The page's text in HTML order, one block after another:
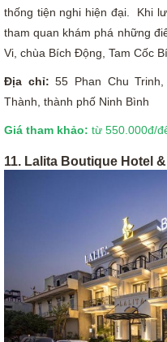
thống tiện nghi hiện đại. Khi
tham quan khám phá những
Vi, chùa Bích Động, Tam Cốc
Địa chỉ:55 Phan Chu
Thành, thành phố Ninh Bình
Giá tham khảo: từ 550.000đ/
11. Lalita Boutique Hotel